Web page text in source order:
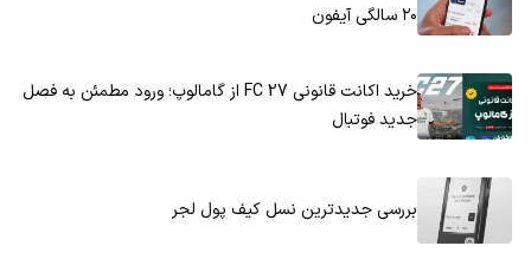
۲۰ سالگی آیفون
خرید اکانت قانونی FC 27 از گامالوپ؛ ورود مطمئن به فصل
جدید فوتبال
بررسی جدیدترین نسل کیف پول لجر